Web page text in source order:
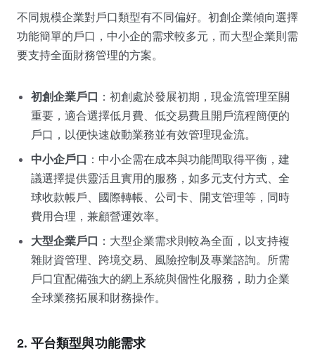
不同規模企業對戶口類型有不同偏好。初創企業傾向選擇
功能簡單的戶口，中小企的需求較多元，而大型企業則需
要支持全面財務管理的方案。
初創企業戶口 ：初創處於發展初期，現金流管理至關
重要，適合選擇低月費、低交易費且開戶流程簡便的
戶口，以便快速啟動業務並有效管理現金流。
中小企戶口 ：中小企需在成本與功能間取得平衡，建
議選擇提供靈活且實用的服務，如多元支付方式、全
球收款帳戶、國際轉帳、公司卡、開支管理等，同時
費用合理，兼顧營運效率。
大型企業戶口 ：大型企業需求則較為全面，以支持複
雜財資管理、跨境交易、風險控制及專業諮詢。所需
戶口宜配備強大的網上系統與個性化服務，助力企業
全球業務拓展和財務操作。
2. 平台類型與功能需求